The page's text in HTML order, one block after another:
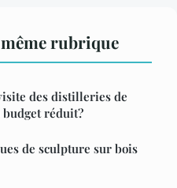
rubrique
des distilleries de
budget réduit?
de sculpture sur bois